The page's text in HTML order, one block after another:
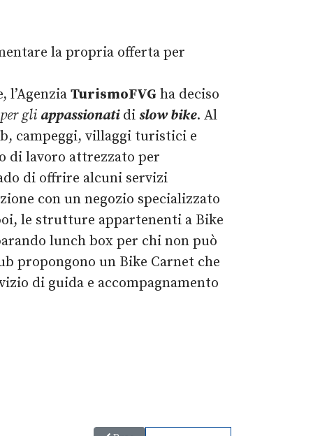
la propria offerta per
TurismoFVG ha deciso
gli appassionatidi slow bike. Al
campeggi, villaggi turistici e
di lavoro attrezzato per
di offrire alcuni servizi
con un negozio specializzato
le strutture appartenenti a Bike
lunch box per chi non può
propongono un Bike Carnet che
di guida e accompagnamento